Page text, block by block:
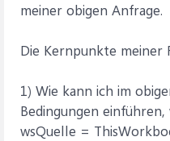
meiner obigen Anfrage.
Die Kernpunkte meiner
1) Wie kann ich im
Bedingungen
wsQuelle =